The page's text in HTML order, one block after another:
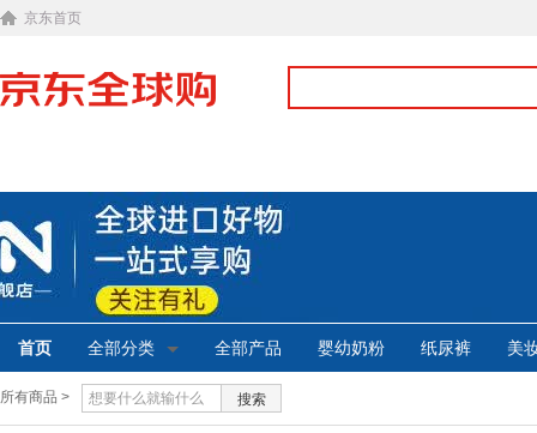
京东首页
首页 全部分类 全部产品 婴幼奶粉 纸尿裤 美
所有商品 > 搜索